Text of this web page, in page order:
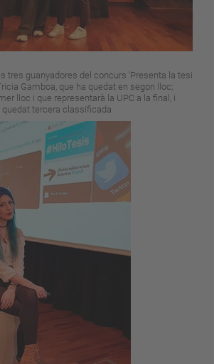
tres guanyadores del concurs 'Presenta la tesi
Gamboa, que ha quedat en segon lloc;
lloc i que representarà la UPC a la final, i
quedat tercera classificada